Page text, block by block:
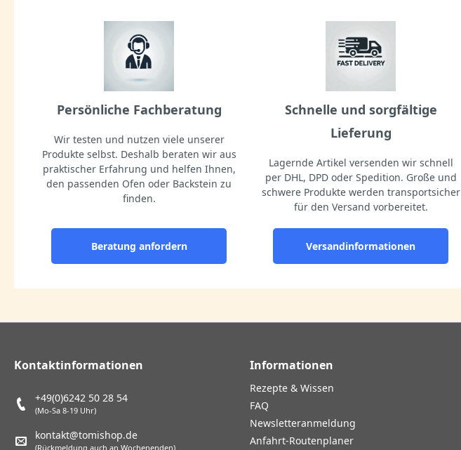
Persönliche Fachberatung
Wir testen und nutzen viele unserer
Produkte selbst. Deshalb beraten wir aus
praktischer Erfahrung und helfen Ihnen,
den passenden Ofen oder Backstein zu
finden.
Beratung anfordern
Schnelle und sorgfältige
Lieferung
Lagernde Artikel versenden wir schnell
per DHL, DPD oder Spedition. Große und
schwere Produkte werden transportsicher
für den Versand vorbereitet.
Versandinformationen
Kontaktinformationen
+49(0)6242 50 28 54
(Mo-Sa 8-19 Uhr)
kontakt@tomishop.de
(Rückmeldung auch an Wochenenden)
Informationen
Rezepte & Wissen
FAQ
Newsletteranmeldung
Anfahrt-Routenplaner